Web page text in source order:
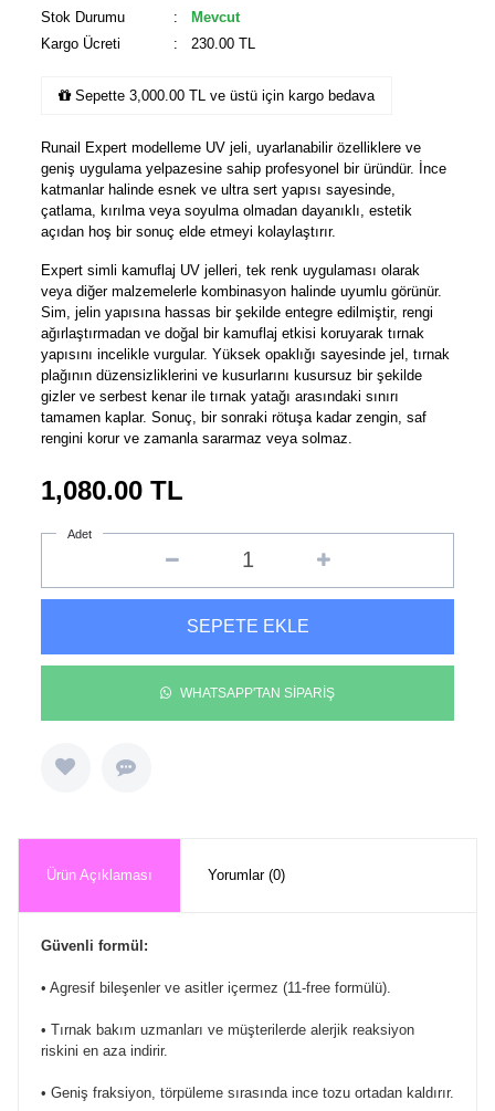
Stok Durumu
:
Mevcut
Kargo Ücreti
: 230.00 TL
Sepette 3,000.00 TL ve üstü için kargo bedava
Runail Expert modelleme UV jeli, uyarlanabilir özelliklere ve
geniş uygulama yelpazesine sahip profesyonel bir üründür. İnce
katmanlar halinde esnek ve ultra sert yapısı sayesinde,
çatlama, kırılma veya soyulma olmadan dayanıklı, estetik
açıdan hoş bir sonuç elde etmeyi kolaylaştırır.
Expert simli kamuflaj UV jelleri, tek renk uygulaması olarak
veya diğer malzemelerle kombinasyon halinde uyumlu görünür.
Sim, jelin yapısına hassas bir şekilde entegre edilmiştir, rengi
ağırlaştırmadan ve doğal bir kamuflaj etkisi koruyarak tırnak
yapısını incelikle vurgular. Yüksek opaklığı sayesinde jel, tırnak
plağının düzensizliklerini ve kusurlarını kusursuz bir şekilde
gizler ve serbest kenar ile tırnak yatağı arasındaki sınırı
tamamen kaplar. Sonuç, bir sonraki rötuşa kadar zengin, saf
rengini korur ve zamanla sararmaz veya solmaz.
1,080.00TL
Adet
SEPETE EKLE
WHATSAPP'TAN SİPARİŞ
Ürün Açıklaması Yorumlar (0)
Güvenli formül:
• Agresif bileşenler ve asitler içermez (11-free formülü).
• Tırnak bakım uzmanları ve müşterilerde alerjik reaksiyon
riskini en aza indirir.
• Geniş fraksiyon, törpüleme sırasında ince tozu ortadan kaldırır.